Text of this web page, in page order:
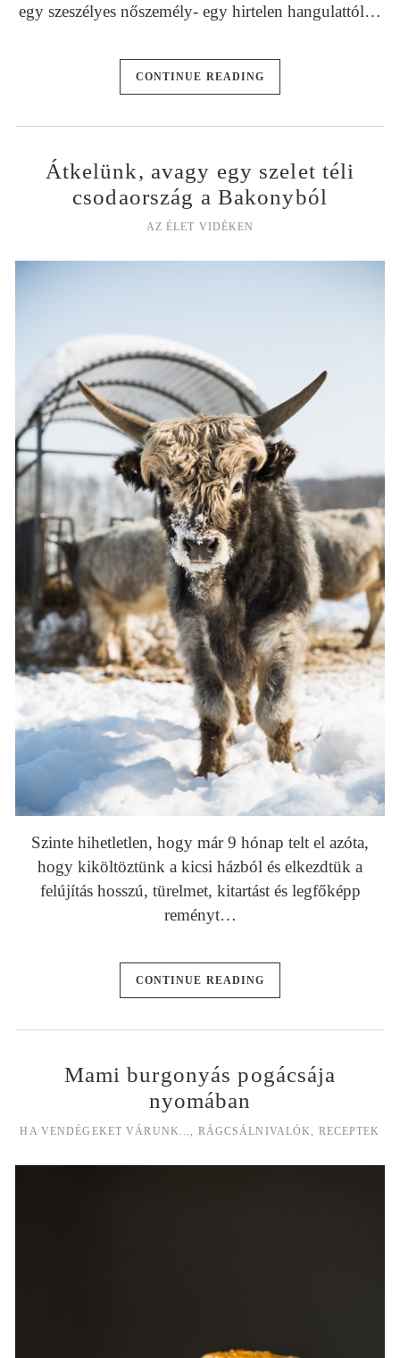
egy szeszélyes nőszemély- egy hirtelen hangulattól…
CONTINUE READING
Átkelünk, avagy egy szelet téli
csodaország a Bakonyból
AZ ÉLET VIDÉKEN
Szinte hihetletlen, hogy már 9 hónap telt el azóta,
hogy kiköltöztünk a kicsi házból és elkezdtük a
felújítás hosszú, türelmet, kitartást és legfőképp
reményt…
CONTINUE READING
Mami burgonyás pogácsája
nyomában
HA VENDÉGEKET VÁRUNK... RÁGCSÁLNIVALÓK RECEPTEK